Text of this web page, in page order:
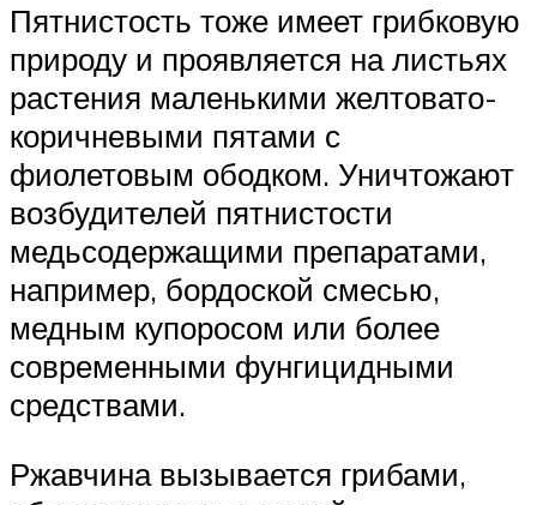
Пятнистость тоже имеет грибковую
природу и проявляется на листьях
растения маленькими желтовато-
коричневыми пятами с
фиолетовым ободком. Уничтожают
возбудителей пятнистости
медьсодержащими препаратами,
например, бордоской смесью,
медным купоросом или более
современными фунгицидными
средствами.
Ржавчина вызывается грибами,